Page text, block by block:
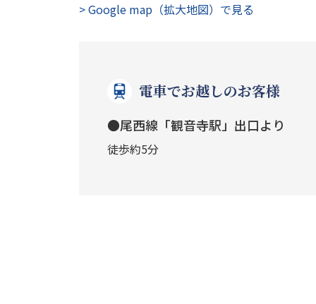
> Google map（拡大地図）で見る
電車でお越しのお客様
●尾西線「観音寺駅」出口より
徒歩約5分